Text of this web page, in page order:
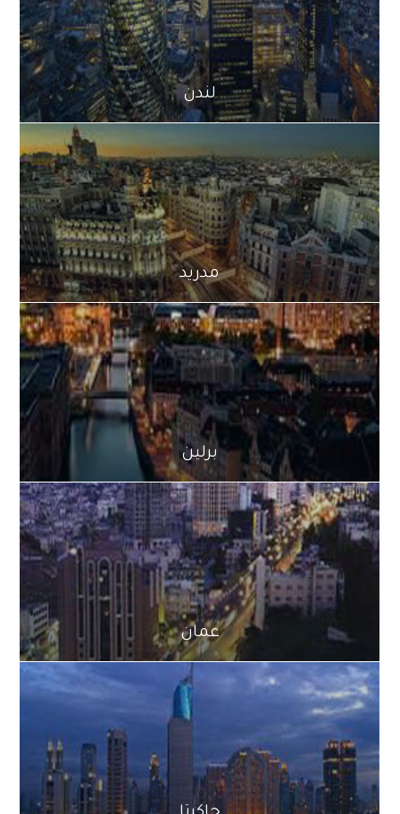
لندن
مدريد
برلين
عمان